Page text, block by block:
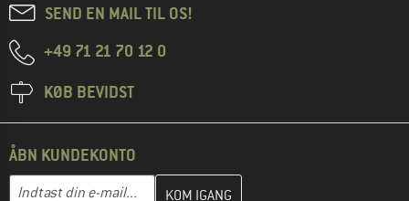
SEND EN MAIL TIL OS!
+49 71 21 70 12 0
KØB BEVIDST
ÅBN KUNDEKONTO
E-mail-adresse
Indtast din e-mailadresse her, og opret i næste trin din